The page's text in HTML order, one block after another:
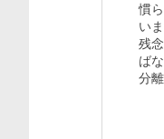
慣
いま
残
ば
分